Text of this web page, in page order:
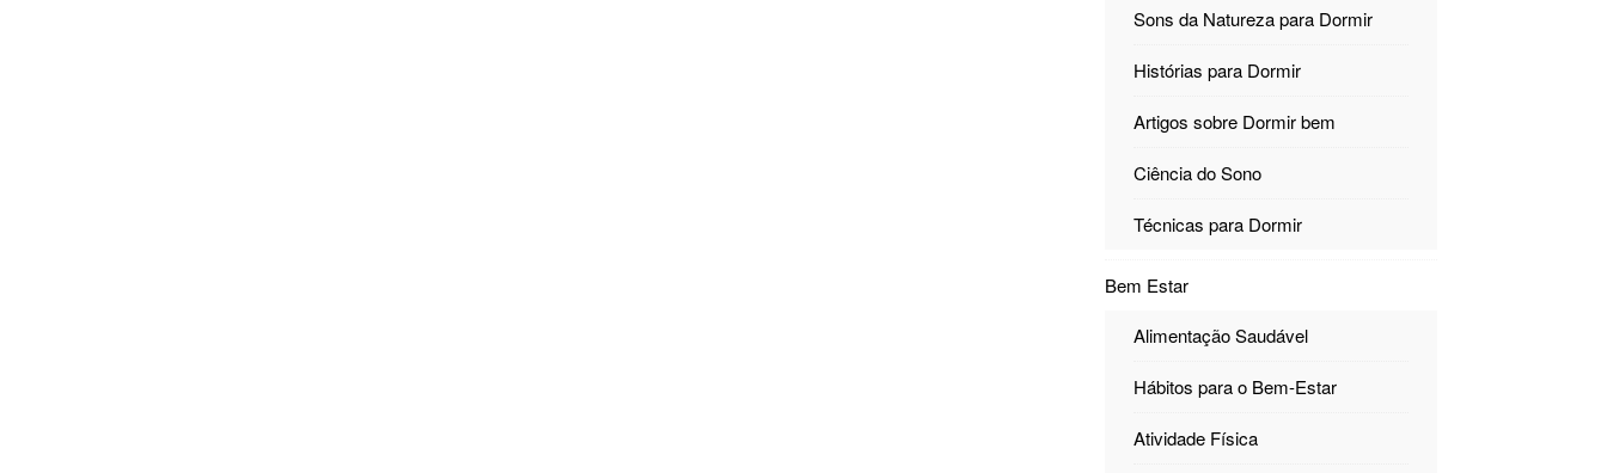
Sons da Natureza para Dormir
Histórias para Dormir
Artigos sobre Dormir bem
Ciência do Sono
Técnicas para Dormir
Bem Estar
Alimentação Saudável
Hábitos para o Bem-Estar
Atividade Física